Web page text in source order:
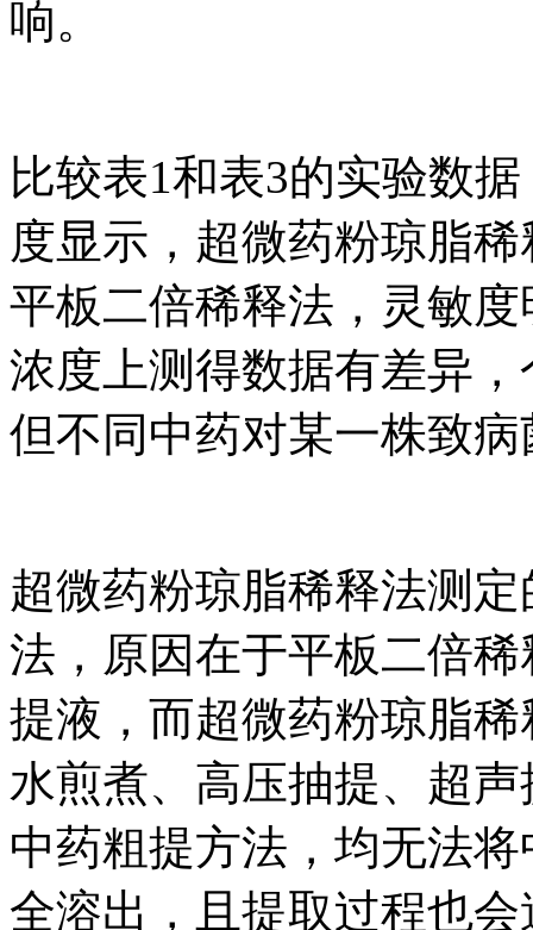
响。
比较表1和表3的实验数
度显示，超微药粉琼脂
平板二倍稀释法，灵敏
浓度上测得数据有差异
但不同中药对某一株致
超微药粉琼脂稀释法测
法，原因在于平板二倍
提液，而超微药粉琼脂
水煎煮、高压抽提、超
中药粗提方法，均无法
全溶出，且提取过程也